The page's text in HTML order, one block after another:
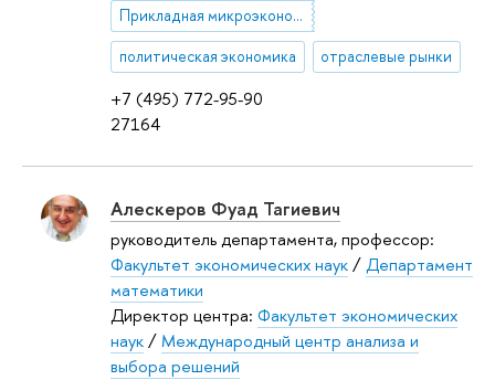
+7 (495) 772-95-90
27164
Прикладная микроэкономическая теория
политическая экономика отраслевые рынки
Алескеров Фуад Тагиевич
руководитель департамента, профессор:
Факультет экономических наук/Департамент
математики
Директор центра: Факультет экономических
наук/Международный центр анализа и
выбора решений